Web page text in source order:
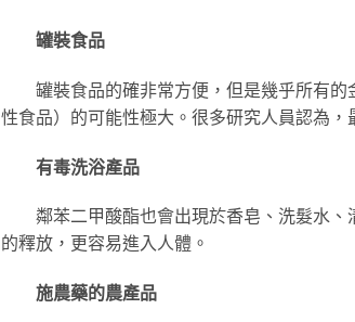
罐裝食品
罐裝食品的確非常方便，但是幾乎所有的
性食品）的可能性極大。很多研究人員認為，
有毒洗浴產品
鄰苯二甲酸酯也會出現於香皂、洗髮水、
的釋放，更容易進入人體。
施農藥的農產品